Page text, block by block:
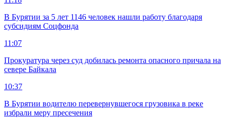
В Бурятии за 5 лет 1146 человек нашли работу благодаря
субсидиям Соцфонда
11:07
Прокуратура через суд добилась ремонта опасного причала на
севере Байкала
10:37
В Бурятии водителю перевернувшегося грузовика в реке
избрали меру пресечения